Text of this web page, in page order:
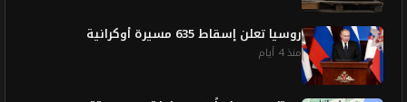
روسيا تعلن إسقاط 635 مسيرة أوكرانية
منذ 4 أيام